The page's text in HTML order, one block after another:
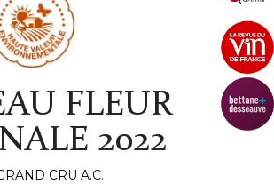
FLEUR
2022
CRU A.C.